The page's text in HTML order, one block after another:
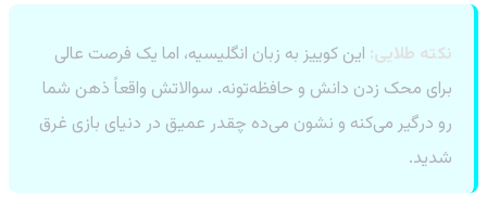
نکته طلایی: این کوییز به زبان انگلیسیه، اما یک فرصت عالی
برای محک زدن دانش و حافظه‌تونه. سوالاتش واقعاً ذهن شما
رو درگیر می‌کنه و نشون می‌ده چقدر عمیق در دنیای بازی غرق
شدید.